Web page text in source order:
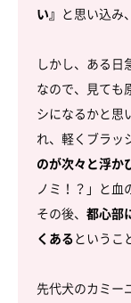
い』 と思い込み
しかし、ある日
なので、見ても
シになるかと思
れ、軽くブラッ
のが次々と浮か
ノミ！？」と血
その後、 都心部
くあるというこ
先代犬のカミー